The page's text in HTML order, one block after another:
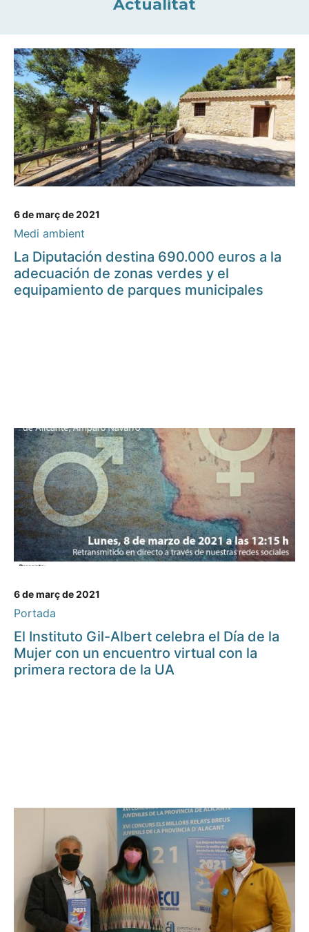
Actualitat
6 de març de 2021
Medi ambient
La Diputación destina 690.000 euros a la
adecuación de zonas verdes y el
equipamiento de parques municipales
6 de març de 2021
Portada
El Instituto Gil-Albert celebra el Día de la
Mujer con un encuentro virtual con la
primera rectora de la UA